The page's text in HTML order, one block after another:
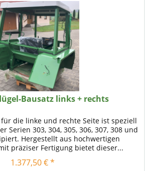
Bausatz links + rechts
die linke und rechte Seite ist speziell
Serien 303, 304, 305, 306, 307, 308 und
Hergestellt aus hochwertigen
präziser Fertigung bietet dieser...
1.377,50 € *